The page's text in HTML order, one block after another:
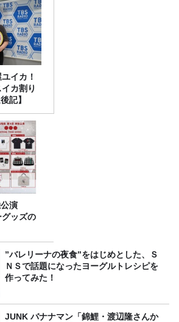
イカ！
カ割り
記】
演
グッズの
”バレリーナの夜食”をはじめとした、Ｓ
ＮＳで話題になったヨーグルトレシピを
作ってみた！
JUNK バナナマン「錦鯉・渡辺隆さんか